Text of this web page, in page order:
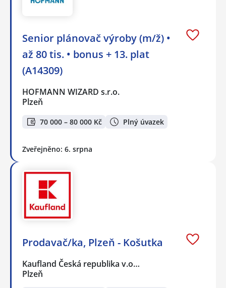
Senior plánovač výroby (m/ž) •
až 80 tis. • bonus + 13. plat
(A14309)
HOFMANN WIZARD s.r.o.
Plzeň
70 000 – 80 000 Kč Plný úvazek
Zveřejněno: 6. srpna
Prodavač/ka, Plzeň - Košutka
Kaufland Česká republika v.o…
Plzeň